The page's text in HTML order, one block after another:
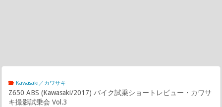
Kawasaki／カワサキ
Z650 ABS (Kawasaki/2017) バイク試乗ショートレビュー・カワサ
キ撮影試乗会 Vol.3